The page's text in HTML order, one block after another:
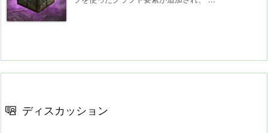
ディスカッション